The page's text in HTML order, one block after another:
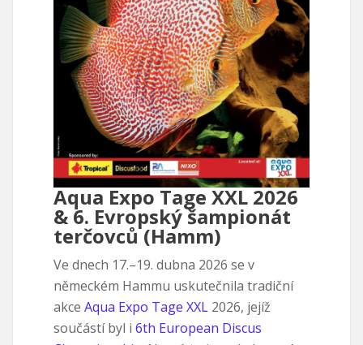
Aqua Expo Tage XXL 2026
& 6. Evropský šampionát
terčovců (Hamm)
Ve dnech 17.–19. dubna 2026 se v
německém Hammu uskutečnila tradiční
akce Aqua Expo Tage XXL 2026, jejíž
součástí byl i 6th European Discus